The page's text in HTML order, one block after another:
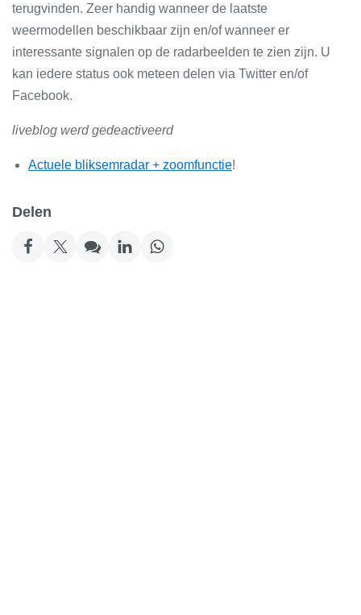
terugvinden. Zeer handig wanneer de laatste
weermodellen beschikbaar zijn en/of wanneer er
interessante signalen op de radarbeelden te zien zijn. U
kan iedere status ook meteen delen via Twitter en/of
Facebook.
liveblog werd gedeactiveerd
Actuele bliksemradar + zoomfunctie!
Delen